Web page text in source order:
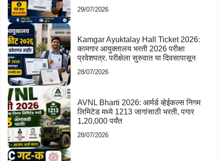
29/07/2026
Kamgar Ayuktalay Hall Ticket 2026:
कामगार आयुक्तालय भरती 2026 परीक्षा
प्रवेशपत्र. परीक्षेला सुरुवात या दिवसापासून
28/07/2026
AVNL Bharti 2026: आर्मर्ड व्हेईकल्स निगम
लिमिटेड मध्ये 1213 जागांसाठी भरती, पगार
1,20,000 पर्यंत
28/07/2026